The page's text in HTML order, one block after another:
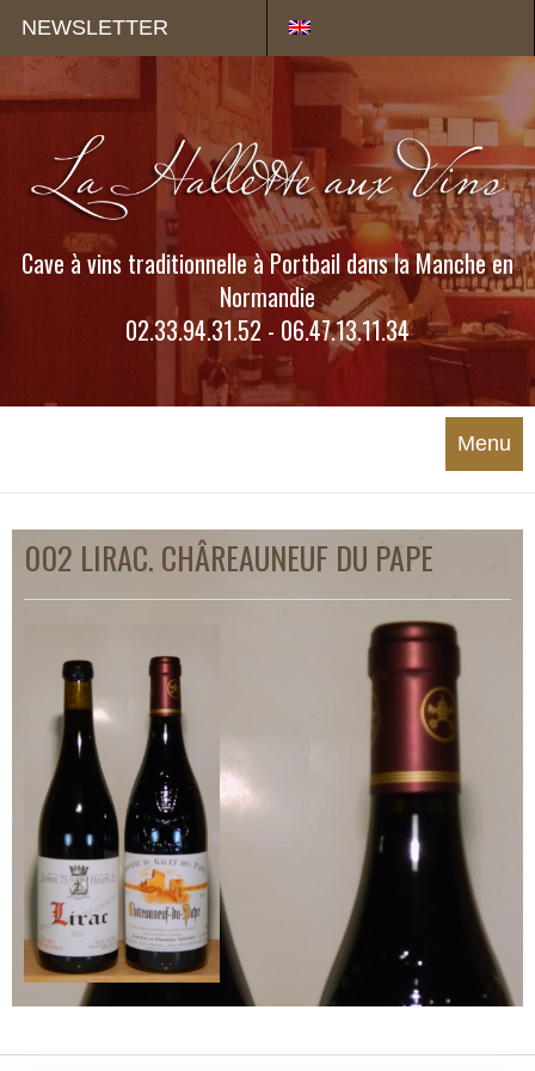
NEWSLETTER
Cave à vins traditionnelle à Portbail dans la Manche en
Normandie
02.33.94.31.52 - 06.47.13.11.34
Menu
002 LIRAC. CHÂREAUNEUF DU PAPE
Panneau de gestion des cookies